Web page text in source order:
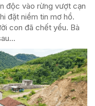
độc vào rừng vượt cạn
đặt niềm tin mơ hồ.
con đã chết yểu. Bà